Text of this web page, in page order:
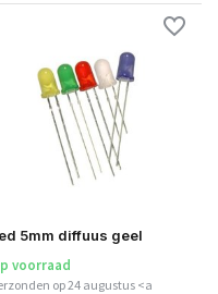
5mm diffuus geel
voorraad
op 24 augustus <a